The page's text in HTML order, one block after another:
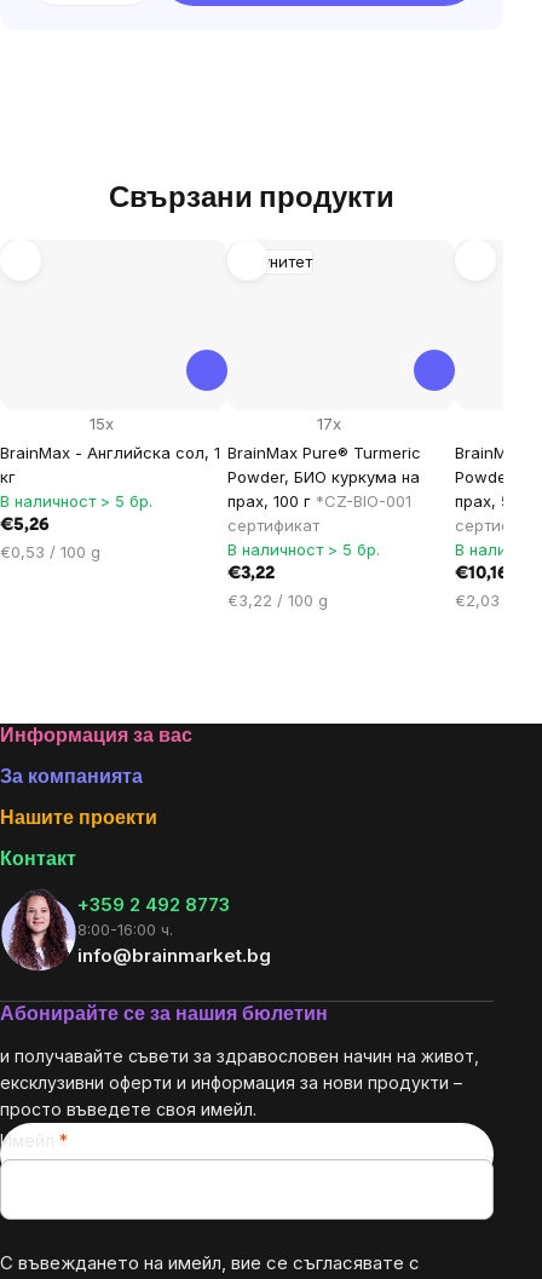
Свързани продукти
BrainMax - Английска сол, 1
кг
15x
В наличност > 5 бр.
€5,26
Цена
€0,53 / 100 g
Имунитет
BrainMax Pure® Turmeric
Powder, БИО куркума на
прах, 100 г *CZ-BIO-001
сертификат
17x
В наличност > 5 бр.
€3,22
Цена
€3,22 / 100 g
BrainMax
Powder,
прах, 500
В
€10,16
Цена
€2,03 /
Footer
Информация за вас
За компанията
Нашите проекти
Контакт
+359 2 492 8773
8:00-16:00 ч.
info@brainmarket.bg
Абонирайте се за нашия бюлетин
и получавайте съвети за здравословен начин на живот,
ексклузивни оферти и информация за нови продукти –
просто въведете своя имейл.
Имейл
С въвеждането на имейл, вие се съгласявате с